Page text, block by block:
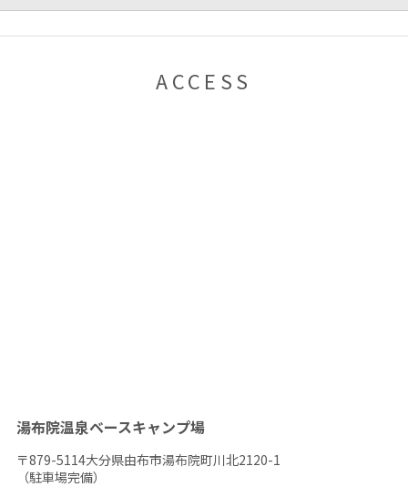
ACCESS
湯布院温泉ベースキャンプ場
〒879-5114大分県由布市湯布院町川北2120-1
（駐車場完備）